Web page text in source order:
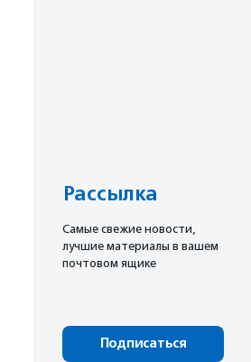
Рассылка
Cамые свежие новости,
лучшие материалы в вашем
почтовом ящике
Подписаться